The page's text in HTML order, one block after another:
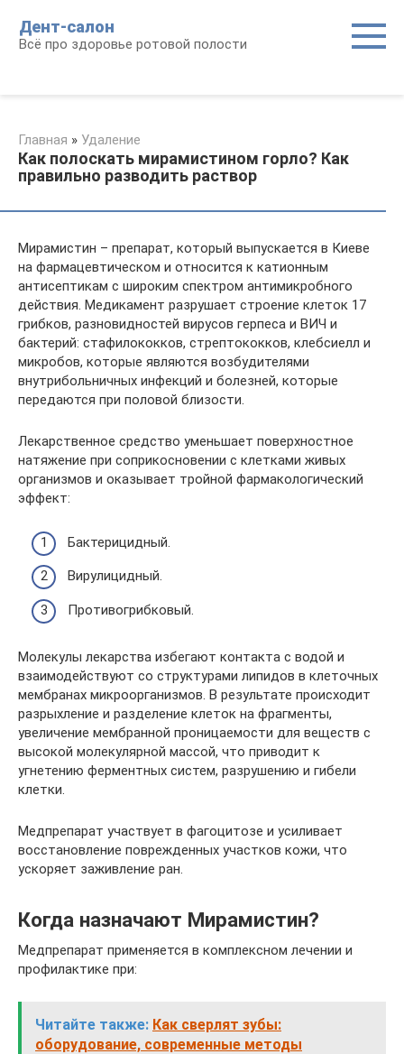
контенту
Дент-салон
Всё про здоровье ротовой полости
Главная » Удаление
Как полоскать мирамистином горло? Как
правильно разводить раствор
Мирамистин – препарат, который выпускается в Киеве
на фармацевтическом и относится к катионным
антисептикам с широким спектром антимикробного
действия. Медикамент разрушает строение клеток 17
грибков, разновидностей вирусов герпеса и ВИЧ и
бактерий: стафилококков, стрептококков, клебсиелл и
микробов, которые являются возбудителями
внутрибольничных инфекций и болезней, которые
передаются при половой близости.
Лекарственное средство уменьшает поверхностное
натяжение при соприкосновении с клетками живых
организмов и оказывает тройной фармакологический
эффект:
Бактерицидный.
Вирулицидный.
Противогрибковый.
Молекулы лекарства избегают контакта с водой и
взаимодействуют со структурами липидов в клеточных
мембранах микроорганизмов. В результате происходит
разрыхление и разделение клеток на фрагменты,
увеличение мембранной проницаемости для веществ с
высокой молекулярной массой, что приводит к
угнетению ферментных систем, разрушению и гибели
клетки.
Медпрепарат участвует в фагоцитозе и усиливает
восстановление поврежденных участков кожи, что
ускоряет заживление ран.
Когда назначают Мирамистин?
Медпрепарат применяется в комплексном лечении и
профилактике при:
Читайте также: Как сверлят зубы:
оборудование, современные методы